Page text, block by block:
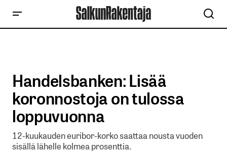
Handelsbanken: Lisää
koronnostoja on tulossa
loppuvuonna
12-kuukauden euribor-korko saattaa nousta vuoden
sisällä lähelle kolmea prosenttia.